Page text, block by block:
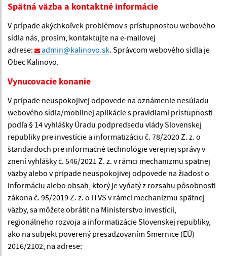
Spätná väzba a kontaktné informácie
V prípade akýchkoľvek problémov s prístupnosťou webového
sídla nás, prosím, kontaktujte na e-mailovej
adrese:
admin@kalinovo.sk. Správcom webového sídla je
Obec Kalinovo.
Vynucovacie konanie
V prípade neuspokojivej odpovede na oznámenie nesúladu
webového sídla/mobilnej aplikácie s pravidlami prístupnosti
podľa § 14 vyhlášky Úradu podpredsedu vlády Slovenskej
republiky pre investície a informatizáciu č. 78/2020 Z. z. o
štandardoch pre informačné technológie verejnej správy v
znení vyhlášky č. 546/2021 Z. z. v rámci mechanizmu spätnej
väzby alebo v prípade neuspokojivej odpovede na žiadosť o
informáciu alebo obsah, ktorý je vyňatý z rozsahu pôsobnosti
zákona č. 95/2019 Z. z. o ITVS v rámci mechanizmu spätnej
väzby, sa môžete obrátiť na Ministerstvo investícií,
regionálneho rozvoja a informatizácie Slovenskej republiky,
ako na subjekt poverený presadzovaním Smernice (EÚ)
2016/2102, na adrese: